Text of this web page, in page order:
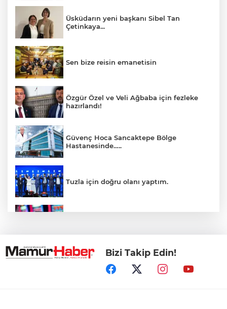
Üsküdarın yeni başkanı Sibel Tan
Çetinkaya...
Sen bize reisin emanetisin
Özgür Özel ve Veli Ağbaba için fezleke
hazırlandı!
Güvenç Hoca Sancaktepe Bölge
Hastanesinde…..
Tuzla için doğru olanı yaptım.
Kerkük, Türk Dünyası'na katıldı
Bizi Takip Edin!